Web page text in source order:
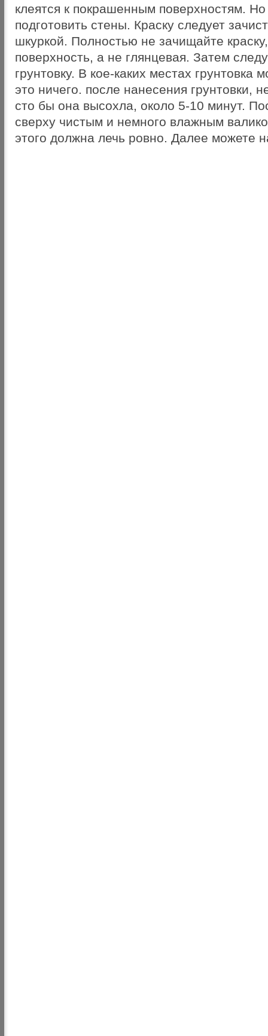
клеятся к покрашенным поверхностям.
подготовить стены. Краску следует
шкуркой. Полностью не зачищайте
поверхность, а не глянцевая. Затем
грунтовку. В кое-каких местах грунтовка
это ничего. после нанесения грунтовки,
сто бы она высохла, около 5-10 минут.
сверху чистым и немного влажным
этого должна лечь ровно. Далее можете